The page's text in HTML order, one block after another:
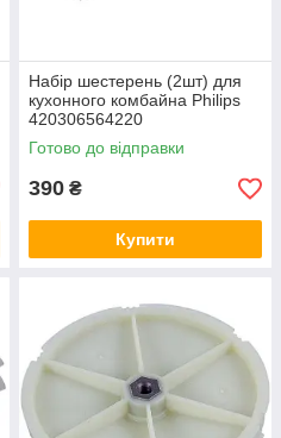
Набір шестерень (2шт) для
кухонного комбайна Philips
420306564220
Готово до відправки
390 ₴
Купити